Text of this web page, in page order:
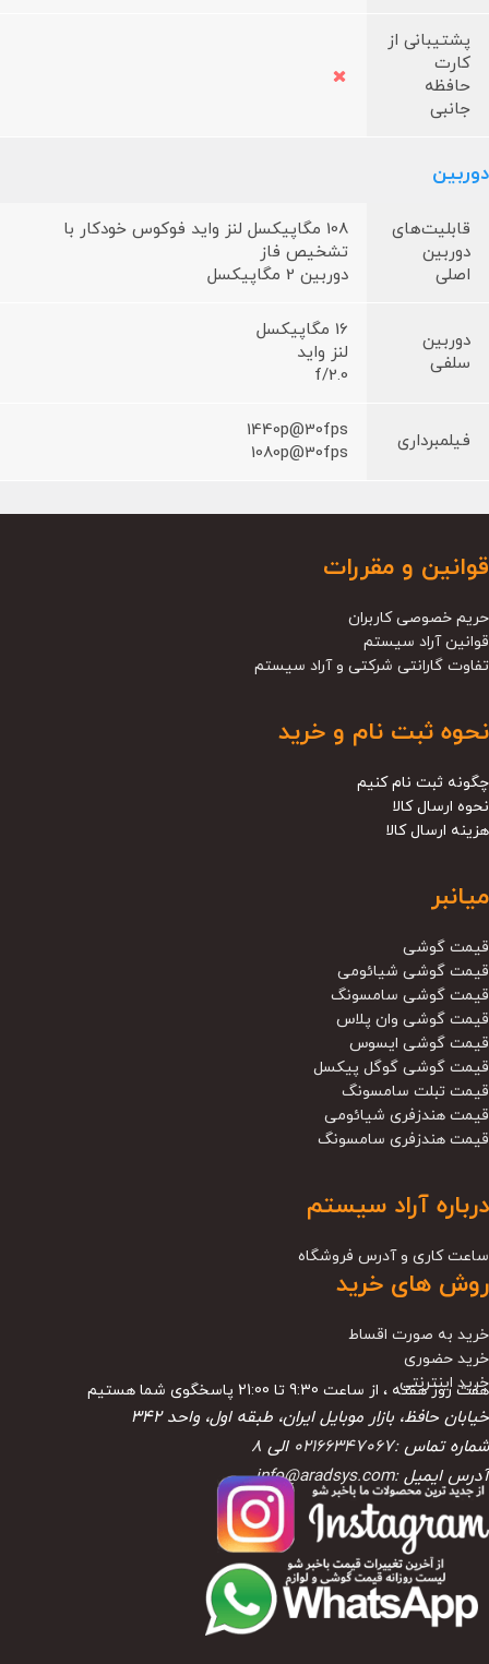
پشتیبانی از
کارت
حافظه
جانبی
دوربین
قابلیت‌های
دوربین
اصلی
108 مگاپیکسل لنز واید فوکوس خودکار با
تشخیص فاز
دوربین 2 مگاپیکسل
دوربین
سلفی
16 مگاپیکسل
لنز واید
f/2.0
فیلمبرداری
1440p@30fps
1080p@30fps
قوانین و مقررات
حریم خصوصی کاربران
قوانین آراد سیستم
تفاوت گارانتی شرکتی و آراد سیستم
نحوه ثبت نام و خرید
چگونه ثبت نام کنیم
نحوه ارسال کالا
هزینه ارسال کالا
میانبر
قیمت گوشی
قیمت گوشی شیائومی
قیمت گوشی سامسونگ
قیمت گوشی وان پلاس
قیمت گوشی ایسوس
قیمت گوشی گوگل پیکسل
قیمت تبلت سامسونگ
قیمت هندزفری شیائومی
قیمت هندزفری سامسونگ
درباره آراد سیستم
ساعت کاری و آدرس فروشگاه
روش های خرید
خرید به صورت اقساط
خرید حضوری
خرید اینترنتی
هفت روز هفته ، از ساعت 9:30 تا 21:00 پاسخگوی شما هستیم
خیابان حافظ، بازار موبایل ایران، طبقه اول، واحد ۳۴۲
شماره تماس :02166347067 الی 8
آدرس ایمیل :info@aradsys.com